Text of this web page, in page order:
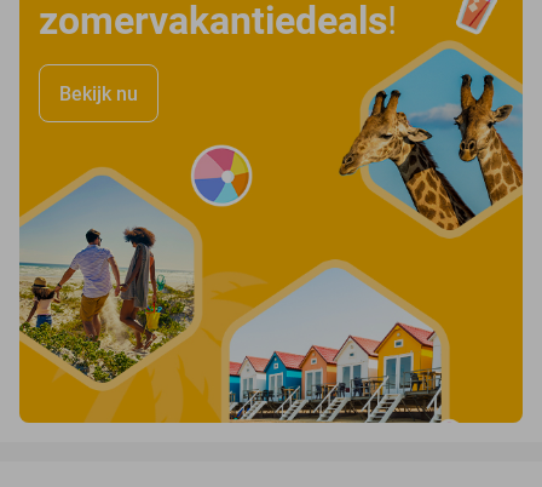
zomervakantiedeals!
Bekijk nu